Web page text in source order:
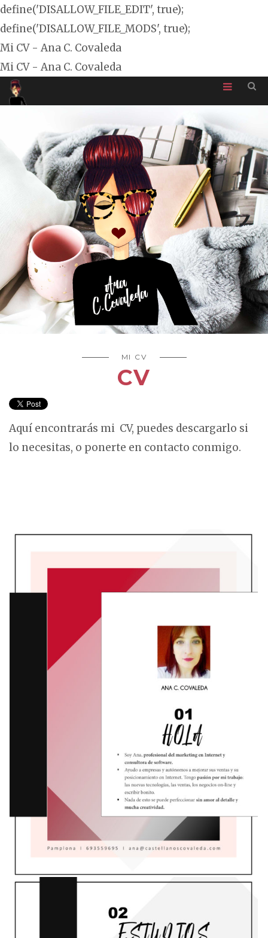
define('DISALLOW_FILE_EDIT', true);
define('DISALLOW_FILE_MODS', true);
Mi CV - Ana C. Covaleda
Mi CV - Ana C. Covaleda
MI CV
CV
Aquí encontrarás mi CV, puedes descargarlo si
lo necesitas, o ponerte en contacto conmigo.